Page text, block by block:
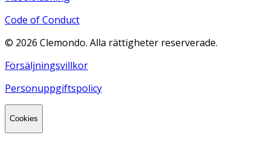
Code of Conduct
© 2026 Clemondo. Alla rättigheter reserverade.
Försäljningsvillkor
Personuppgiftspolicy
Cookies